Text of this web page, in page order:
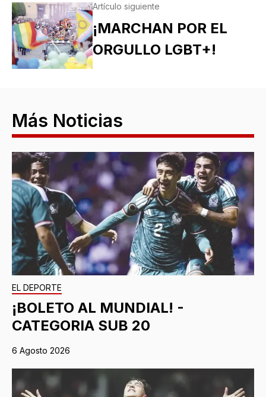
Artículo siguiente
¡MARCHAN POR EL
ORGULLO LGBT+!
Más Noticias
EL DEPORTE
¡BOLETO AL MUNDIAL! -
CATEGORIA SUB 20
6 Agosto 2026